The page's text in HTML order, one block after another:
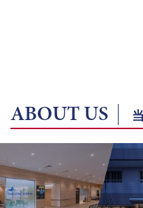
ABOUT US